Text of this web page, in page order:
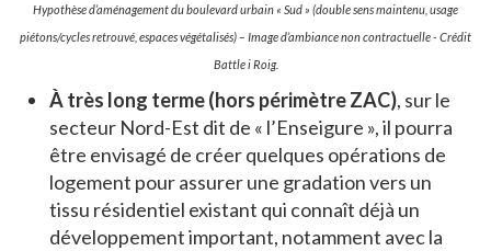
Hypothèse d’aménagement du boulevard urbain « Sud » (double sens maintenu, usage
piétons/cycles retrouvé, espaces végétalisés) – Image d’ambiance non contractuelle - Crédit
Battle i Roig.
À très long terme (hors périmètre ZAC), sur le
secteur Nord-Est dit de « l’Enseigure », il pourra
être envisagé de créer quelques opérations de
logement pour assurer une gradation vers un
tissu résidentiel existant qui connaît déjà un
développement important, notamment avec la